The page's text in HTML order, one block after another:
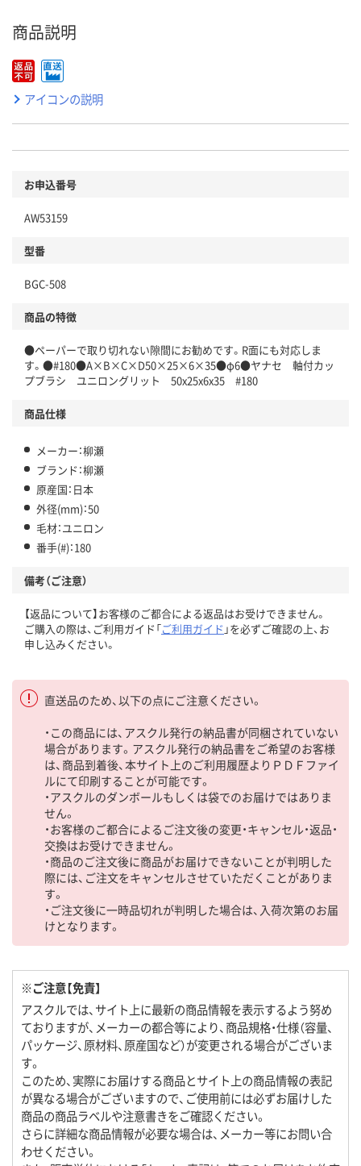
商品説明
アイコンの説明
お申込番号
AW53159
型番
BGC-508
商品の特徴
●ペーパーで取り切れない隙間にお勧めです。R面にも対応しま
す。●#180●A×B×C×D50×25×6×35●φ6●ヤナセ 軸付カッ
プブラシ ユニロングリット 50x25x6x35 #180
商品仕様
メーカー：柳瀬
ブランド：柳瀬
原産国：日本
外径(mm)：50
毛材：ユニロン
番手(#)：180
備考（ご注意）
【返品について】お客様のご都合による返品はお受けできません。
ご購入の際は、ご利用ガイド「ご利用ガイド 」を必ずご確認の上、お
申し込みください。
直送品のため、以下の点にご注意ください。
・この商品には、アスクル発行の納品書が同梱されていない
場合があります。アスクル発行の納品書をご希望のお客様
は、商品到着後、本サイト上のご利用履歴よりＰＤＦファイ
ルにて印刷することが可能です。
・アスクルのダンボールもしくは袋でのお届けではありま
せん。
・お客様のご都合によるご注文後の変更・キャンセル・返品・
交換はお受けできません。
・商品のご注文後に商品がお届けできないことが判明した
際には、ご注文をキャンセルさせていただくことがありま
す。
・ご注文後に一時品切れが判明した場合は、入荷次第のお届
けとなります。
※ご注意【免責】
アスクルでは、サイト上に最新の商品情報を表示するよう努め
ておりますが、メーカーの都合等により、商品規格・仕様（容量、
パッケージ、原材料、原産国など）が変更される場合がございま
す。
このため、実際にお届けする商品とサイト上の商品情報の表記
が異なる場合がございますので、ご使用前には必ずお届けした
商品の商品ラベルや注意書きをご確認ください。
さらに詳細な商品情報が必要な場合は、メーカー等にお問い合
わせください。